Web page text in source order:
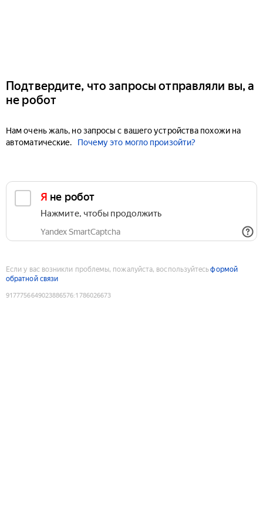
Подтвердите, что запросы отправляли вы, а
не робот
Нам очень жаль, но запросы с вашего устройства похожи на
автоматические.
Почему это могло произойти?
Я не робот
Нажмите, чтобы продолжить
Yandex SmartCaptcha
Если у вас возникли проблемы, пожалуйста, воспользуйтесьформой
обратной связи
9177756649023886576:1786026673